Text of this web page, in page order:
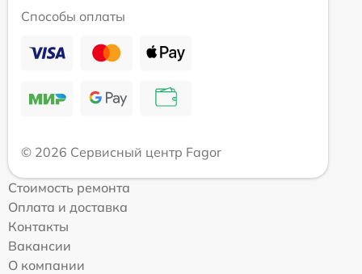
Способы оплаты
© 2026 Сервисный центр Fagor
Стоимость ремонта
Оплата и доставка
Контакты
Вакансии
О компании